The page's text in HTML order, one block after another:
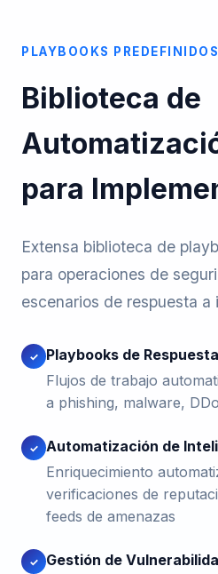
PLAYBOOKS PREDEFINIDOS
Biblioteca de
para
Extensa biblioteca de
para operaciones de
escenarios de respuesta a
✓
Playbooks de
Flujos de trabajo
a phishing, malware,
✓ Automatización de
Enriquecimiento
verificaciones de
feeds de amenazas
✓
Gestión de